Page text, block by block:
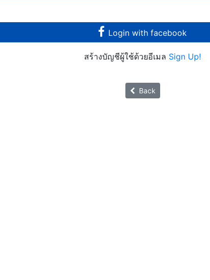
Login with facebook
สร้างบัญชีผู้ใช้ด้วยอีเมล Sign Up!
Back